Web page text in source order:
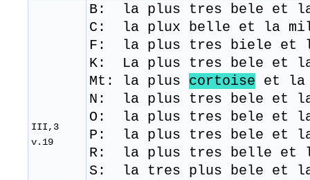
III,3
v.19
B: la plus tres bele et
C: la plux belle et
F: la plus tres biele et
K: La plus tres bele et
Mt: la plus cortoise et la
N: la plus tres bele et
O: la plus tres bele et
P: la plus tres bele et
R: la plus tres belle et
​S : la tres plus bele et